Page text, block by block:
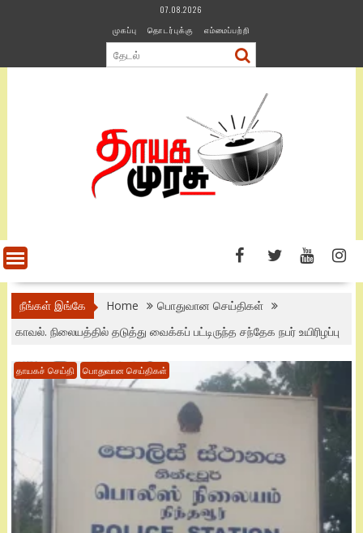
07.08.2026
முகப்பு
தொடர்புக்கு எம்மைப்பற்றி
நீங்கள் இங்கே Home
பொதுவான செய்திகள்
காவல். நிலையத்தில் தடுத்து வைக்கப் பட்டிருந்த சந்தேக நபர் உயிரிழப்பு
தாயகச் செய்தி பொதுவான செய்திகள்